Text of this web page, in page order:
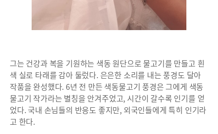
그는 건강과 복을 기원하는 색동 원단으로 물고기를 만들고 흰
색 실로 타래를 감아 둘렀다. 은은한 소리를 내는 풍경도 달아
작품을 완성했다. 6년 전 만든 색동물고기 풍경은 그에게 색동
물고기 작가라는 별칭을 안겨주었고, 시간이 갈수록 인기를 얻
었다. 국내 손님들의 반응도 좋지만, 외국인들에게 특히 인기라
고 한다.